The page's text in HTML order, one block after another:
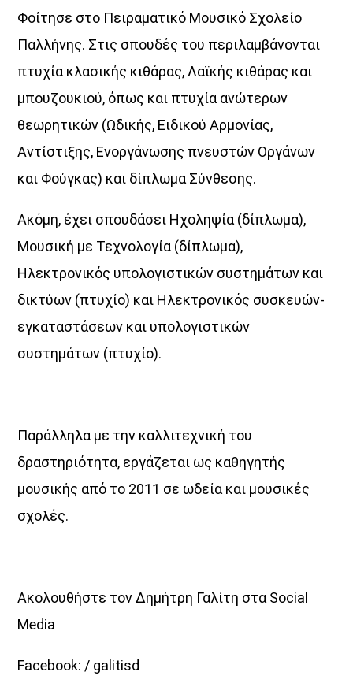
Φοίτησε στο Πειραματικό Μουσικό Σχολείο
Παλλήνης. Στις σπουδές του περιλαμβάνονται
πτυχία κλασικής κιθάρας, Λαϊκής κιθάρας και
μπουζουκιού, όπως και πτυχία ανώτερων
θεωρητικών (Ωδικής, Ειδικού Αρμονίας,
Αντίστιξης, Ενοργάνωσης πνευστών Οργάνων
και Φούγκας) και δίπλωμα Σύνθεσης.
Ακόμη, έχει σπουδάσει Ηχοληψία (δίπλωμα),
Μουσική με Τεχνολογία (δίπλωμα),
Ηλεκτρονικός υπολογιστικών συστημάτων και
δικτύων (πτυχίο) και Ηλεκτρονικός συσκευών-
εγκαταστάσεων και υπολογιστικών
συστημάτων (πτυχίο).
Παράλληλα με την καλλιτεχνική του
δραστηριότητα, εργάζεται ως καθηγητής
μουσικής από το 2011 σε ωδεία και μουσικές
σχολές.
Ακολουθήστε τον Δημήτρη Γαλίτη στα Social
Media
Facebook: / galitisd